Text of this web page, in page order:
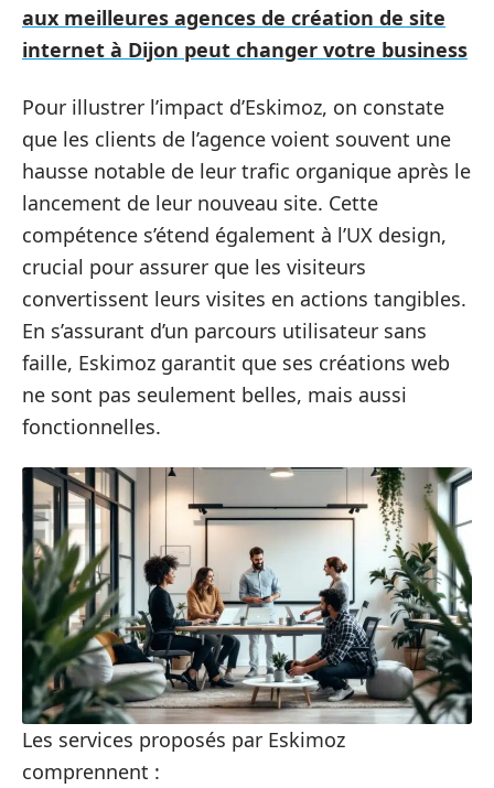
aux meilleures agences de création de site
internet à Dijon peut changer votre business
Pour illustrer l’impact d’Eskimoz, on constate
que les clients de l’agence voient souvent une
hausse notable de leur trafic organique après le
lancement de leur nouveau site. Cette
compétence s’étend également à l’UX design,
crucial pour assurer que les visiteurs
convertissent leurs visites en actions tangibles.
En s’assurant d’un parcours utilisateur sans
faille, Eskimoz garantit que ses créations web
ne sont pas seulement belles, mais aussi
fonctionnelles.
Les services proposés par Eskimoz
comprennent :